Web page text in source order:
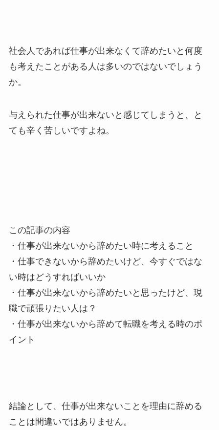
社会人であれば仕事が出来なくて辞めたいと何度
も考えたことがある人は多いのではないでしょう
か。
与えられた仕事が出来ないと感じてしまうと、と
ても辛く苦しいですよね。
この記事の内容
・仕事が出来ないから辞めたい時に考えること
・仕事できないから辞めたいけど、今すぐではな
い時はどうすればいいか
・仕事が出来ないから辞めたいと思ったけど、現
職で頑張りたい人は？
・仕事が出来ないから辞めて転職を考える時のポ
イント
結論として、 仕事が出来ないことを理由に辞める
ことは間違いではありません。